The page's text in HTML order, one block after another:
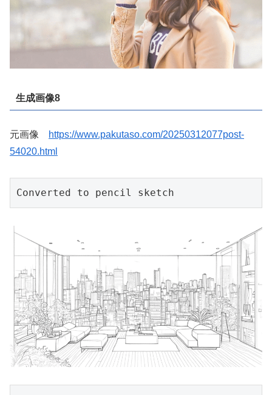
生成画像8
元画像
https://www.pakutaso.com/20250312077post-
54020.html
Converted to pencil sketch